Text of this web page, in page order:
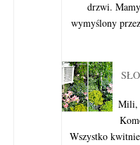
drzwi.
wymyślony
Mili,
Wszystko